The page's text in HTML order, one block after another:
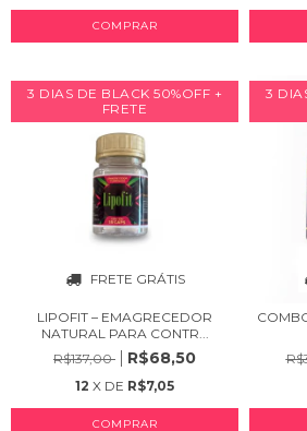
COMPRAR
3 DIAS DE BLACK 50%OFF +
FRETE
FRETE GRÁTIS
LIPOFIT – EMAGRECEDOR
NATURAL PARA CONTR...
R$137,00
R$68,50
12 X DE R$7,05
COMPRAR
3